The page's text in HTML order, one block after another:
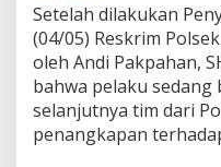
Setelah dilakukan
(04/05) Reskrim
oleh Andi Pakpahan,
bahwa pelaku sedang
selanjutnya tim dari
penangkapan